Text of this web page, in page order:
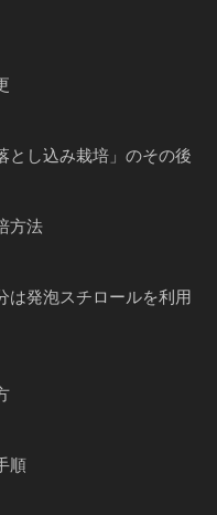
とし込み栽培」のその後
方法
は発泡スチロールを利用
順